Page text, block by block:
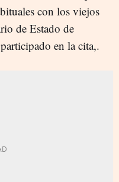
con los viejos
de Estado de
en la cita,.